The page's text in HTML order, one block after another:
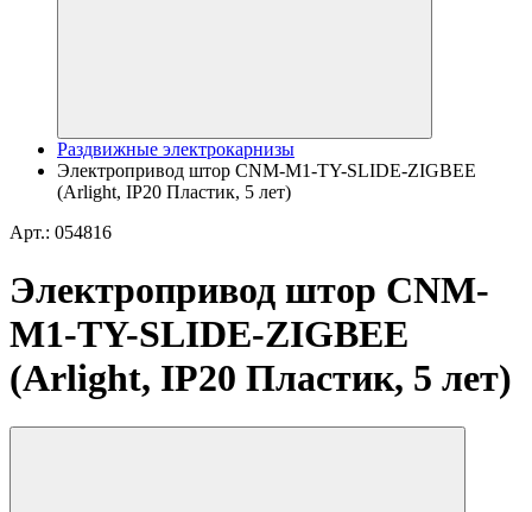
Раздвижные электрокарнизы
Электропривод штор CNM-M1-TY-SLIDE-ZIGBEE
(Arlight, IP20 Пластик, 5 лет)
Арт.: 054816
Электропривод штор CNM-
M1-TY-SLIDE-ZIGBEE
(Arlight, IP20 Пластик, 5 лет)